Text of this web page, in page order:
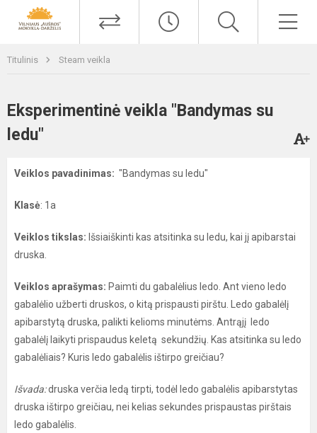
Titulinis Steam veikla
Eksperimentinė veikla "Bandymas su
ledu"
Veiklos pavadinimas: "Bandymas su ledu"
Klasė: 1a
Veiklos tikslas: Išsiaiškinti kas atsitinka su ledu, kai jį apibarstai
druska.
Veiklos aprašymas: Paimti du gabalėlius ledo. Ant vieno ledo
gabalėlio užberti druskos, o kitą prispausti pirštu. Ledo gabalėlį
apibarstytą druska, palikti kelioms minutėms. Antrąjį ledo
gabalėlį laikyti prispaudus keletą sekundžių. Kas atsitinka su ledo
gabalėliais? Kuris ledo gabalėlis ištirpo greičiau?
Išvada:druska verčia ledą tirpti, todėl ledo gabalėlis apibarstytas
druska ištirpo greičiau, nei kelias sekundes prispaustas pirštais
ledo gabalėlis.